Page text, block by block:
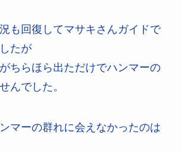
も回復してマサキさんガイドで
たが
ちらほら出ただけでハンマーの
んでした。
マーの群れに会えなかったのは